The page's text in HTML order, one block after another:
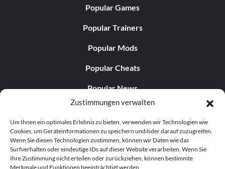
Zustimmungen verwalten
Um Ihnen ein optimales Erlebnis zu bieten, verwenden wir Technologien wie
Cookies, um Geräteinformationen zu speichern und/oder darauf zuzugreifen.
Wenn Sie diesen Technologien zustimmen, können wir Daten wie das
Surfverhalten oder eindeutige IDs auf dieser Website verarbeiten. Wenn Sie
Ihre Zustimmung nicht erteilen oder zurückziehen, können bestimmte
Merkmale und Funktionen beeinträchtigt werden.
Popular Games
Popular Trainers
Popular Mods
Popular Cheats
Popular News
Popular Editorials
Popular Free Games
LATEST UPDATES